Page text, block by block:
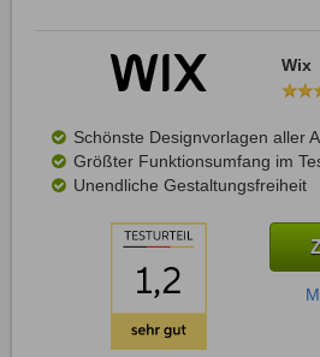
Wix
Schönste Designvorlagen aller
Größter Funktionsumfang im
Unendliche Gestaltungsfreiheit